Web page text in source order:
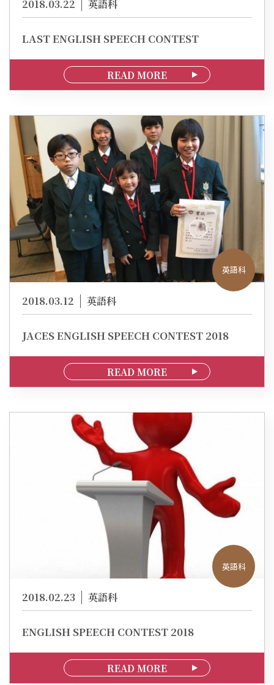
2018.03.22 英語科
LAST ENGLISH SPEECH CONTEST
READ MORE
英語科
2018.03.12 英語科
JACES ENGLISH SPEECH CONTEST 2018
READ MORE
英語科
2018.02.23 英語科
ENGLISH SPEECH CONTEST 2018
READ MORE